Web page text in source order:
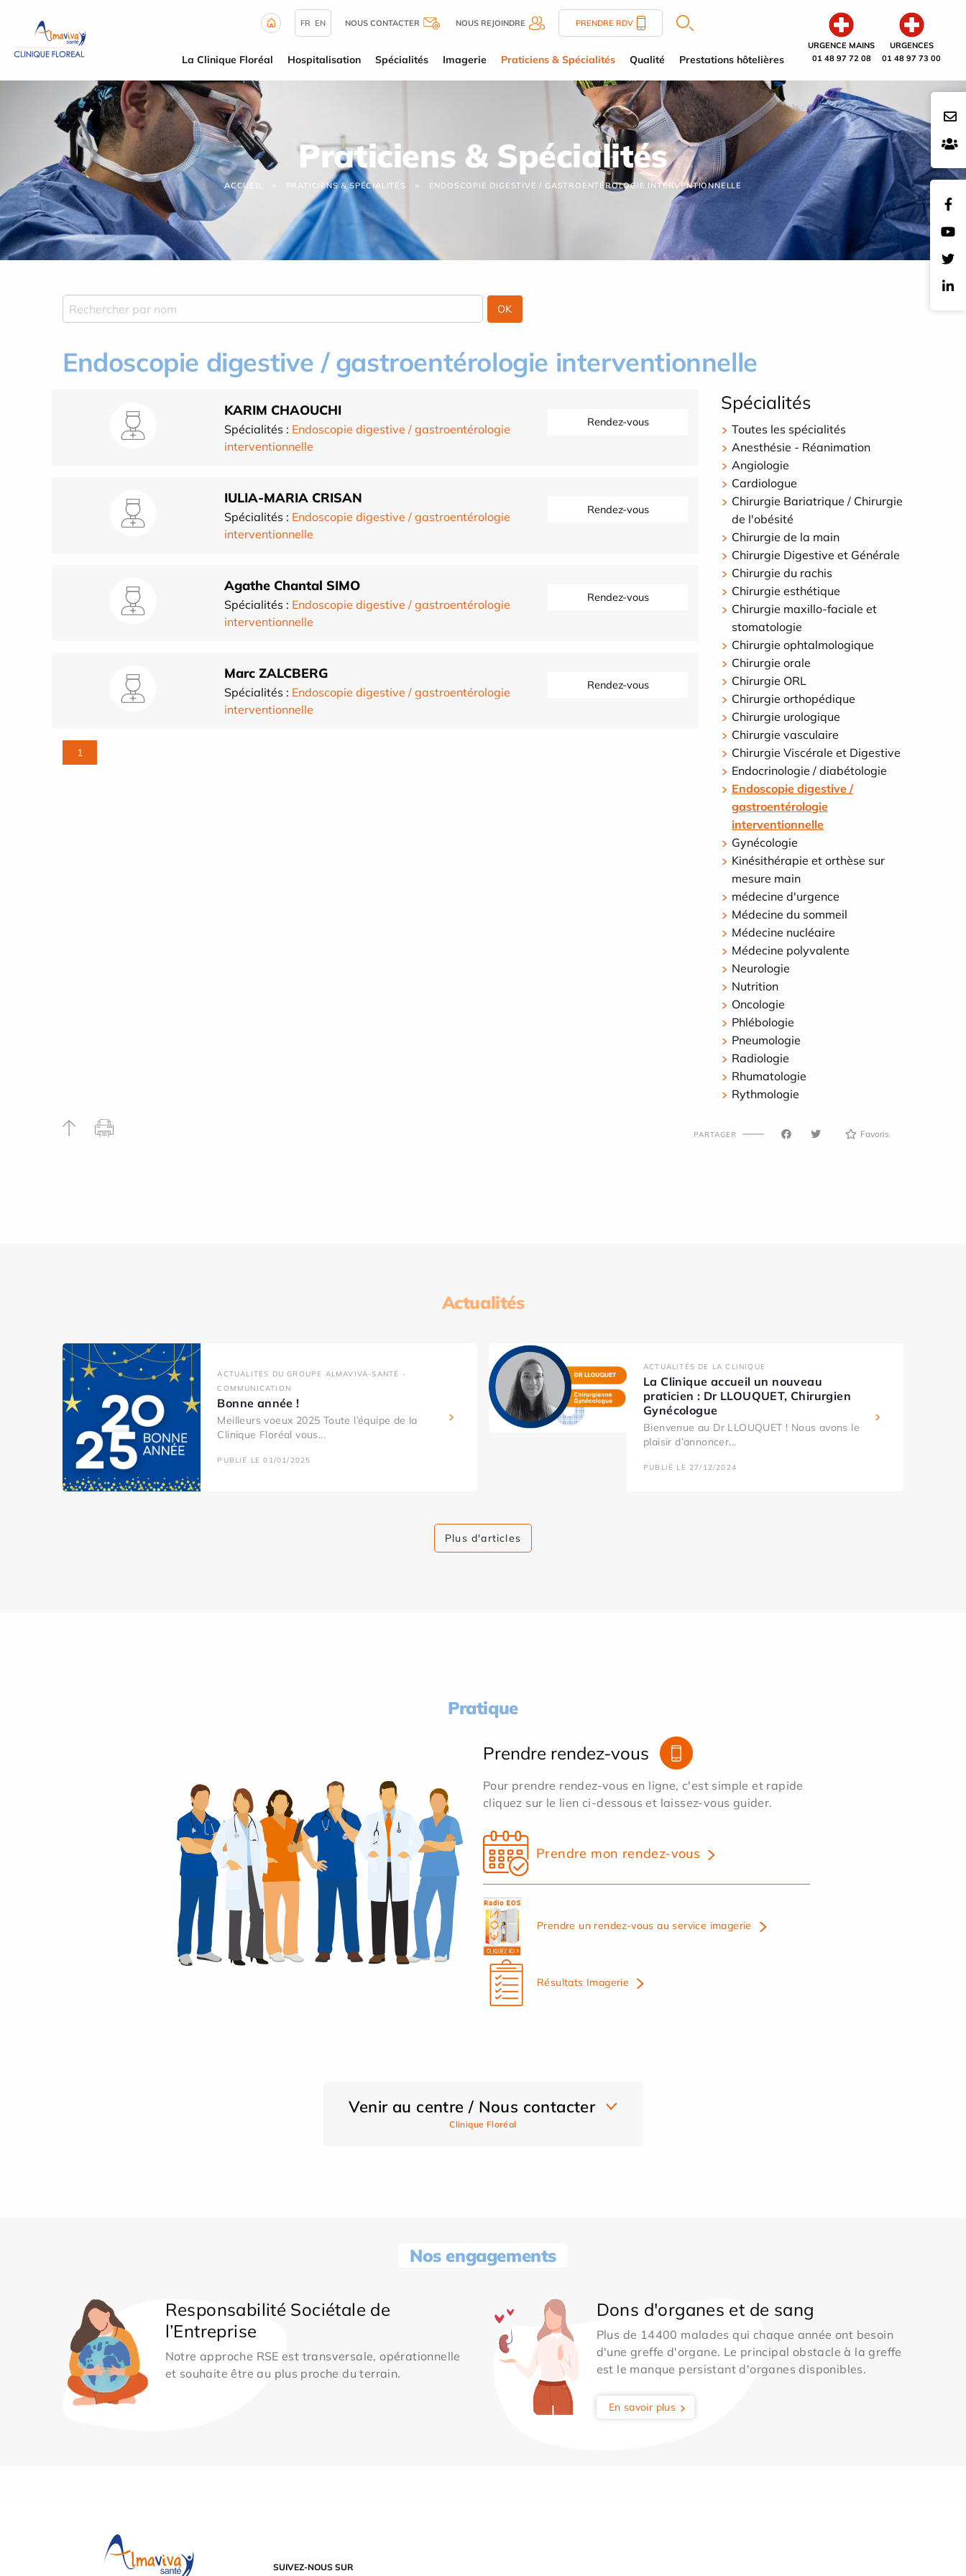
URGENCE MAINS
01 48 97 72 08
URGENCES
01 48 97 73 00
FR EN NOUS CONTACTER NOUS REJOINDRE PRENDRE RDV
La Clinique Floréal Hospitalisation Spécialités Imagerie Praticiens & Spécialités Qualité Prestations hôtelières
Praticiens & Spécialités
ACCUEIL PRATICIENS & SPÉCIALITÉS ENDOSCOPIE DIGESTIVE / GASTROENTÉROLOGIE INTERVENTIONNELLE
Endoscopie digestive / gastroentérologie interventionnelle
KARIM CHAOUCHI
Spécialités : Endoscopie digestive / gastroentérologie
interventionnelle
Rendez-vous
IULIA-MARIA CRISAN
Spécialités : Endoscopie digestive / gastroentérologie
interventionnelle
Rendez-vous
Agathe Chantal SIMO
Spécialités : Endoscopie digestive / gastroentérologie
interventionnelle
Rendez-vous
Marc ZALCBERG
Spécialités : Endoscopie digestive / gastroentérologie
interventionnelle
Rendez-vous
1
Spécialités
Toutes les spécialités
Anesthésie - Réanimation
Angiologie
Cardiologue
Chirurgie Bariatrique / Chirurgie
de l'obésité
Chirurgie de la main
Chirurgie Digestive et Générale
Chirurgie du rachis
Chirurgie esthétique
Chirurgie maxillo-faciale et
stomatologie
Chirurgie ophtalmologique
Chirurgie orale
Chirurgie ORL
Chirurgie orthopédique
Chirurgie urologique
Chirurgie vasculaire
Chirurgie Viscérale et Digestive
Endocrinologie / diabétologie
Endoscopie digestive /
gastroentérologie
interventionnelle
Gynécologie
Kinésithérapie et orthèse sur
mesure main
médecine d'urgence
Médecine du sommeil
Médecine nucléaire
Médecine polyvalente
Neurologie
Nutrition
Oncologie
Phlébologie
Pneumologie
Radiologie
Rhumatologie
Rythmologie
PARTAGER Favoris
Actualités
ACTUALITÉS DU GROUPE ALMAVIVA-SANTÉ -
COMMUNICATION
Bonne année !
Meilleurs voeux 2025 Toute l’équipe de la
Clinique Floréal vous...
PUBLIÉ LE 01/01/2025
ACTUALITÉS DE LA CLINIQUE
La Clinique accueil un nouveau
praticien : Dr LLOUQUET, Chirurgien
Gynécologue
Bienvenue au Dr LLOUQUET ! Nous avons le
plaisir d’annoncer...
PUBLIÉ LE 27/12/2024
Plus d'articles
Pratique
Prendre rendez-vous
Pour prendre rendez-vous en ligne, c'est simple et rapide
cliquez sur le lien ci-dessous et laissez-vous guider.
Prendre mon rendez-vous
Prendre un rendez-vous au service imagerie
Résultats Imagerie
Venir au centre / Nous contacter
Clinique Floréal
Nos engagements
Responsabilité Sociétale de
l’Entreprise
Notre approche RSE est transversale, opérationnelle
et souhaite être au plus proche du terrain.
Dons d'organes et de sang
Plus de 14400 malades qui chaque année ont besoin
d'une greffe d'organe. Le principal obstacle à la greffe
est le manque persistant d'organes disponibles.
En savoir plus
SUIVEZ-NOUS SUR